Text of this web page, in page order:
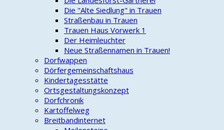
Die "Alte Siedlung" in Trauen
Straßenbau in Trauen
Trauen Haus Vorwerk 1
Der Heimleuchter
Neue Straßennamen in Trauen!
Dorfwappen
Dörfergemeinschaftshaus
Kindertagesstätte
Ortsgestaltungskonzept
Dorfchronik
Kartoffelweg
Breitbandinternet